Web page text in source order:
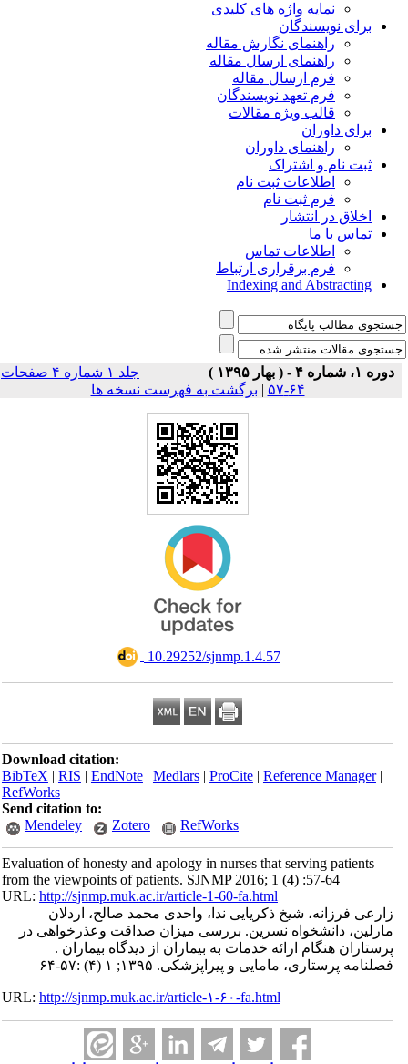
نمایه واژه های کلیدی
برای نویسندگان
راهنمای نگارش مقاله
راهنمای ارسال مقاله
فرم ارسال مقاله
فرم تعهد نویسندگان
قالب ویژه مقالات
برای داوران
راهنمای داوران
ثبت نام و اشتراک
اطلاعات ثبت نام
فرم ثبت نام
اخلاق در انتشار
تماس با ما
اطلاعات تماس
فرم برقراری ارتباط
Indexing and Abstracting
دوره ۱، شماره ۴ - ( بهار ۱۳۹۵ )
جلد ۱ شماره ۴ صفحات
۶۴-۵۷
|برگشت به فهرست نسخه ها
‎ 10.29252/sjnmp.1.4.57
Download citation:
BibTeX|RIS|EndNote|Medlars|ProCite|Reference Manager
RefWorks
Send citation to:
Mendeley
Zotero RefWorks
Evaluation of honesty and apology in nurses that serving patients
from the viewpoints of patients. SJNMP 2016; 1 (4) :57-64
URL:http://sjnmp.muk.ac.ir/article-1-60-fa.html
زارعی فرزانه، شیخ ذکریایی ندا، واحدی محمد صالح، اردلان
مارلین، دانشخواه نسرین. بررسی میزان صداقت وعذرخواهی در
پرستاران هنگام ارائه خدمات به بیماران از دیدگاه بیماران .
فصلنامه پرستاری، مامایی و پیراپزشکی. ۱۳۹۵; ۱ (۴) :۵۷-۶۴
URL:http://sjnmp.muk.ac.ir/article-۱-۶۰-fa.html